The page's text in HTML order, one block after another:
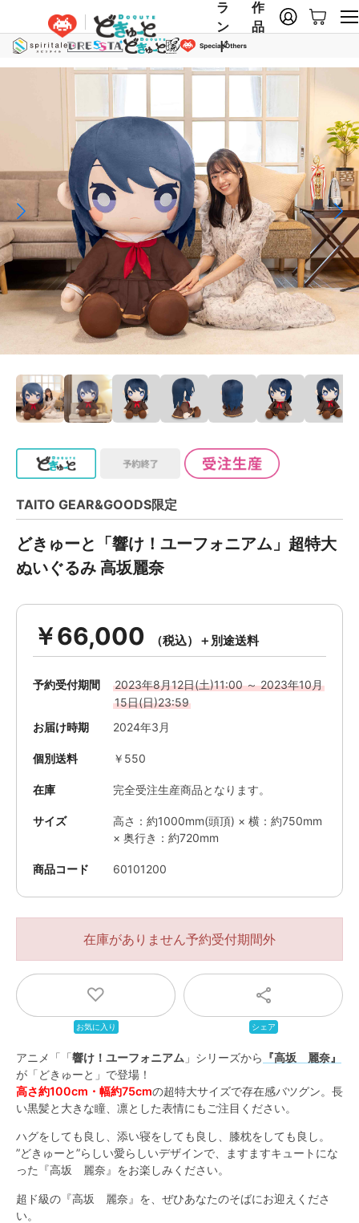
ラ
ン
ド
作
品
どきゅーと「響け！ユーフォニアム」超特大
ぬいぐるみ 高坂麗奈
TAITO GEAR&GOODS限定
￥66,000
商品コード 60101200
予約受付期間
2023年8月12日(土)11:00 ～ 2023年10月
15日(日)23:59
お届け時期
2024年3月
サイズ
高さ：約1000mm(頭頂) × 横：約750mm
× 奥行き：約720mm
個別送料 ￥550
在庫 完全受注生産商品となります。
在庫がありません
アニメ「「響け！ユーフォニアム 」シリーズから 『高坂 麗奈』
が「どきゅーと」で登場！
高さ約100cm・幅約75cmの超特大サイズで存在感バツグン。長
い黒髪と大きな瞳、凛とした表情にもご注目ください。
ハグをしても良し、添い寝をしても良し、膝枕をしても良し。
”どきゅーと”らしい愛らしいデザインで、ますますキュートにな
った『高坂 麗奈』をお楽しみください。
超ド級の『高坂 麗奈』を、ぜひあなたのそばにお迎えくださ
い。